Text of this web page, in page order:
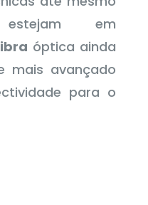
em
óptica ainda
mais avançado
para o